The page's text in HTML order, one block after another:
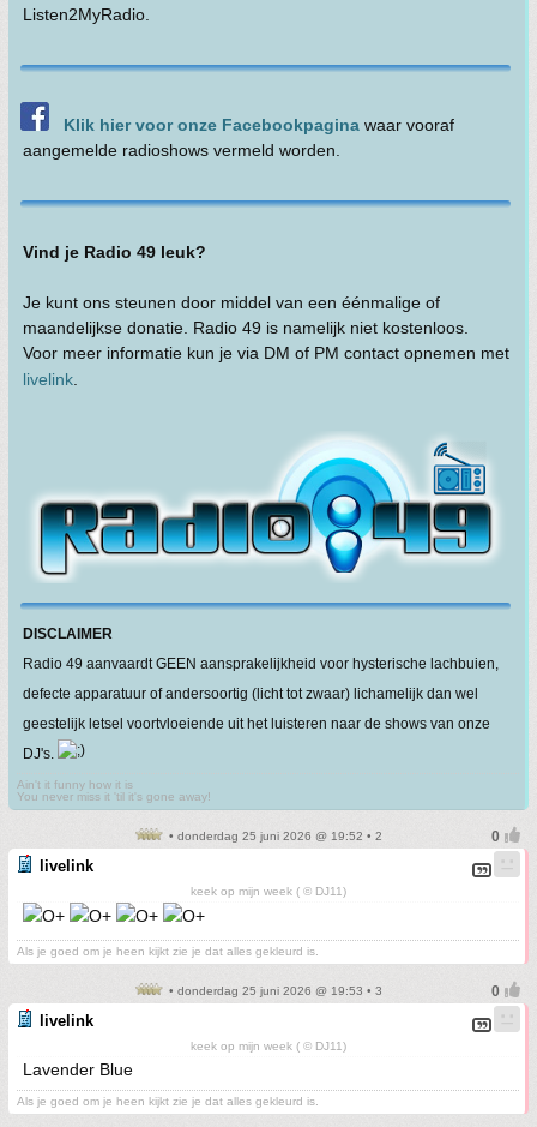
Listen2MyRadio.
Klik hier voor onze Facebookpagina waar vooraf
aangemelde radioshows vermeld worden.
Vind je Radio 49 leuk?
Je kunt ons steunen door middel van een éénmalige of
maandelijkse donatie. Radio 49 is namelijk niet kostenloos.
Voor meer informatie kun je via DM of PM contact opnemen met
livelink
DISCLAIMER
Radio 49 aanvaardt GEEN aansprakelijkheid voor hysterische lachbuien,
defecte apparatuur of andersoortig (licht tot zwaar) lichamelijk dan wel
geestelijk letsel voortvloeiende uit het luisteren naar de shows van onze
DJ's.
Ain't it funny how it is
You never miss it 'til it's gone away!
• donderdag 25 juni 2026 @ 19:52 • 2
livelink
keek op mijn week ( © DJ11)
Als je goed om je heen kijkt zie je dat alles gekleurd is.
• donderdag 25 juni 2026 @ 19:53 • 3
livelink
keek op mijn week ( © DJ11)
Lavender Blue
Als je goed om je heen kijkt zie je dat alles gekleurd is.